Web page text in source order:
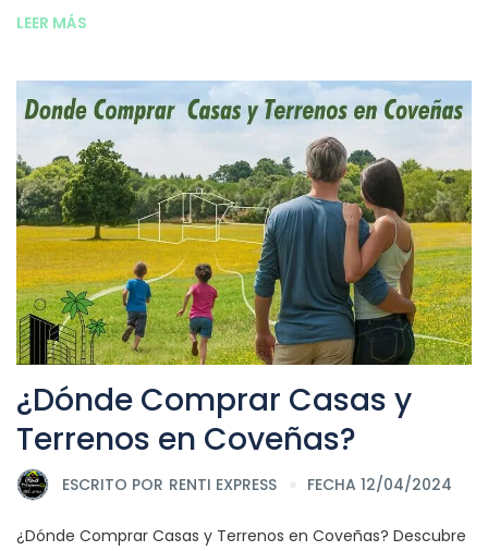
LEER MÁS
¿Dónde Comprar Casas y
Terrenos en Coveñas?
ESCRITO POR RENTI EXPRESS FECHA 12/04/2024
¿Dónde Comprar Casas y Terrenos en Coveñas? Descubre